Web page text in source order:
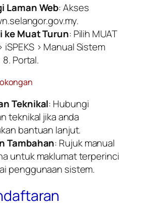
Laman Web: Akses
ke Muat Turun: Pilih MUAT
iSPEKS > Manual Sistem
8. Portal.
Teknikal: Hubungi
teknikal jika anda
bantuan lanjut.
Tambahan: Rujuk manual
untuk maklumat terperinci
penggunaan sistem.